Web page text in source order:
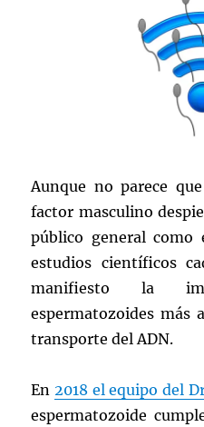
Aunque no parece
factor masculino
público general
estudios científicos
manifiesto la
espermatozoides más
transporte del ADN.
En 2018 el equipo del
espermatozoide